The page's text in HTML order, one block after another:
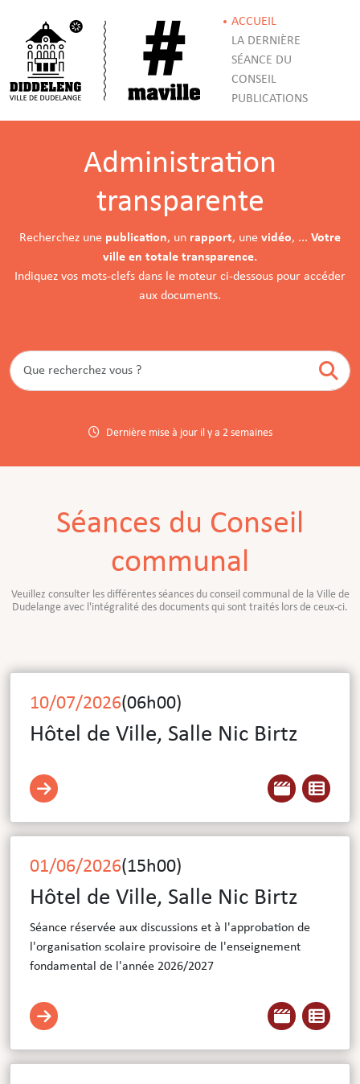
ACCUEIL
LA DERNIÈRE
SÉANCE DU
CONSEIL
PUBLICATIONS
Administration
transparente
Recherchez une publication, un rapport, une vidéo, ... Votre
ville en totale transparence.
Indiquez vos mots-clefs dans le moteur ci-dessous pour accéder
aux documents.
Dernière mise à jour il y a 2 semaines
Séances du Conseil
communal
Veuillez consulter les différentes séances du conseil communal de la Ville de
Dudelange avec l'intégralité des documents qui sont traités lors de ceux-ci.
10/07/2026(06h00)
Hôtel de Ville, Salle Nic Birtz
01/06/2026(15h00)
Hôtel de Ville, Salle Nic Birtz
Séance réservée aux discussions et à l'approbation de
l'organisation scolaire provisoire de l'enseignement
fondamental de l'année 2026/2027